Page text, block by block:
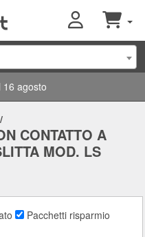
16 agosto
/
CONTATTO A
MOD. LS
Pacchetti risparmio